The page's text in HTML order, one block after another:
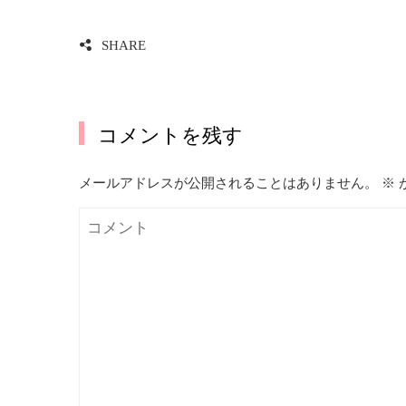
SHARE
コメントを残す
メールアドレスが公開されることはありません。 ※